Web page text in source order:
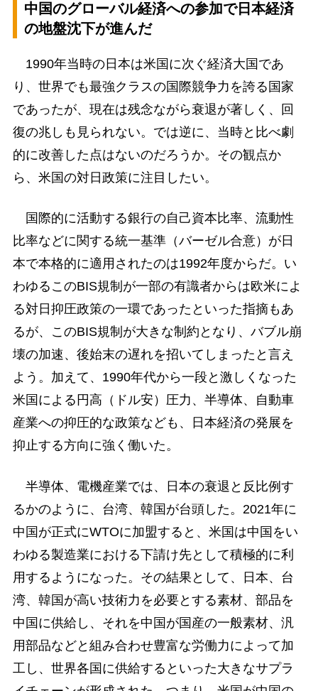
中国のグローバル経済への参加で日本経済
の地盤沈下が進んだ
1990年当時の日本は米国に次ぐ経済大国であ
り、世界でも最強クラスの国際競争力を誇る国家
であったが、現在は残念ながら衰退が著しく、回
復の兆しも見られない。では逆に、当時と比べ劇
的に改善した点はないのだろうか。その観点か
ら、米国の対日政策に注目したい。
国際的に活動する銀行の自己資本比率、流動性
比率などに関する統一基準（バーゼル合意）が日
本で本格的に適用されたのは1992年度からだ。い
わゆるこのBIS規制が一部の有識者からは欧米によ
る対日抑圧政策の一環であったといった指摘もあ
るが、このBIS規制が大きな制約となり、バブル崩
壊の加速、後始末の遅れを招いてしまったと言え
よう。加えて、1990年代から一段と激しくなった
米国による円高（ドル安）圧力、半導体、自動車
産業への抑圧的な政策なども、日本経済の発展を
抑止する方向に強く働いた。
半導体、電機産業では、日本の衰退と反比例す
るかのように、台湾、韓国が台頭した。2021年に
中国が正式にWTOに加盟すると、米国は中国をい
わゆる製造業における下請け先として積極的に利
用するようになった。その結果として、日本、台
湾、韓国が高い技術力を必要とする素材、部品を
中国に供給し、それを中国が国産の一般素材、汎
用部品などと組み合わせ豊富な労働力によって加
工し、世界各国に供給するといった大きなサプラ